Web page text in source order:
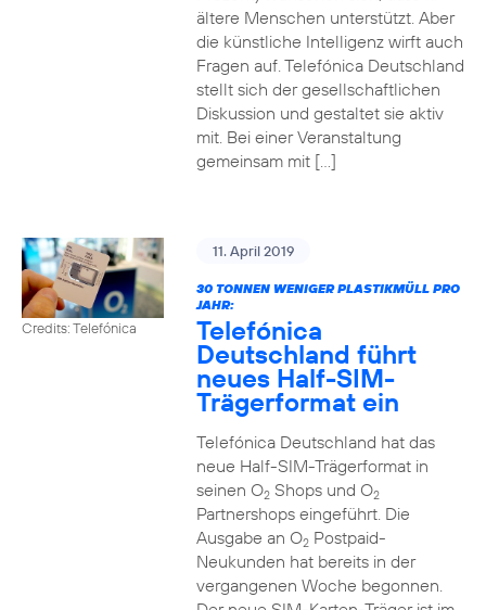
ältere Menschen unterstützt. Aber
die künstliche Intelligenz wirft auch
Fragen auf. Telefónica Deutschland
stellt sich der gesellschaftlichen
Diskussion und gestaltet sie aktiv
mit. Bei einer Veranstaltung
gemeinsam mit […]
Credits: Telefónica
11. April 2019
30 TONNEN WENIGER PLASTIKMÜLL PRO
JAHR:
Telefónica
Deutschland führt
neues Half-SIM-
Trägerformat ein
Telefónica Deutschland hat das
neue Half-SIM-Trägerformat in
seinen O2Shops und O2
Partnershops eingeführt. Die
Ausgabe an O2Postpaid-
Neukunden hat bereits in der
vergangenen Woche begonnen.